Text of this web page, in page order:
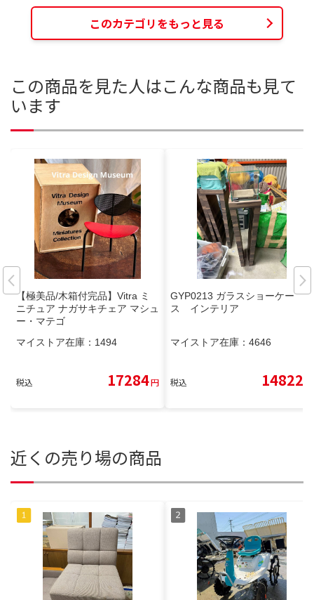
このカテゴリをもっと見る
この商品を見た人はこんな商品も見て
います
【極美品/木箱付完品】Vitra ミ
ニチュア ナガサキチェア マシュ
ー・マテゴ
マイストア在庫： 1494
税込 17284円
GYP0213 ガラスショーケー
ス インテリア
マイストア在庫： 4646
税込 14822
近くの売り場の商品